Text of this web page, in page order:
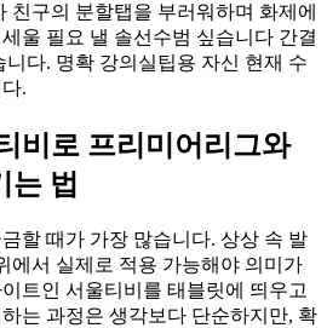
친구의 분할탭을 부러워하며 화제에
울 필요 낼 솔선수범 싶습니다 간결
다. 명확 강의실팁용 자신 현재 수
.
비로 프리미어리그와
는 법
할 때가 가장 많습니다. 상상 속 발
에서 실제로 적용 가능해야 의미가
트인 서울티비를 태블릿에 띄우고
는 과정은 생각보다 단순하지만, 확